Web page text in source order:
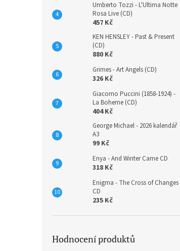
Umberto Tozzi - L'Ultima Notte
Rosa Live (CD)
457 Kč
KEN HENSLEY - Past & Present
(CD)
880 Kč
Grimes - Art Angels (CD)
326 Kč
Giacomo Puccini (1858-1924) -
La Boheme (CD)
404 Kč
George Michael - 2026 kalendář
A3
99 Kč
Enya - And Winter Came CD
318 Kč
Enigma - The Cross of Changes
CD
235 Kč
Hodnocení produktů